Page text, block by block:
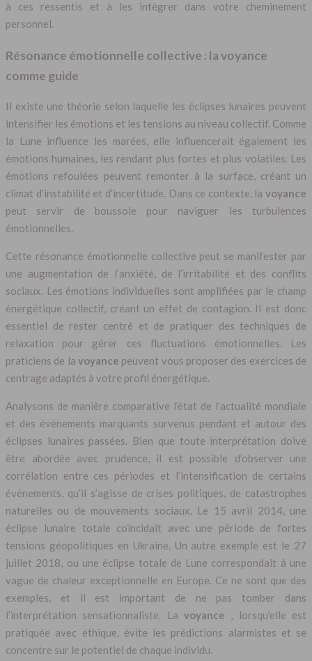
à ces ressentis et à les intégrer dans votre cheminement
personnel.
Résonance émotionnelle collective : la voyance
comme guide
Il existe une théorie selon laquelle les éclipses lunaires peuvent
intensifier les émotions et les tensions au niveau collectif. Comme
la Lune influence les marées, elle influencerait également les
émotions humaines, les rendant plus fortes et plus volatiles. Les
émotions refoulées peuvent remonter à la surface, créant un
climat d’instabilité et d’incertitude. Dans ce contexte, la voyance
peut servir de boussole pour naviguer les turbulences
émotionnelles.
Cette résonance émotionnelle collective peut se manifester par
une augmentation de l’anxiété, de l’irritabilité et des conflits
sociaux. Les émotions individuelles sont amplifiées par le champ
énergétique collectif, créant un effet de contagion. Il est donc
essentiel de rester centré et de pratiquer des techniques de
relaxation pour gérer ces fluctuations émotionnelles. Les
praticiens de la voyance peuvent vous proposer des exercices de
centrage adaptés à votre profil énergétique.
Analysons de manière comparative l’état de l’actualité mondiale
et des événements marquants survenus pendant et autour des
éclipses lunaires passées. Bien que toute interprétation doive
être abordée avec prudence, il est possible d’observer une
corrélation entre ces périodes et l’intensification de certains
événements, qu’il s’agisse de crises politiques, de catastrophes
naturelles ou de mouvements sociaux. Le 15 avril 2014, une
éclipse lunaire totale coïncidait avec une période de fortes
tensions géopolitiques en Ukraine. Un autre exemple est le 27
juillet 2018, ou une éclipse totale de Lune correspondait à une
vague de chaleur exceptionnelle en Europe. Ce ne sont que des
exemples, et il est important de ne pas tomber dans
l’interprétation sensationnaliste. La voyance , lorsqu’elle est
pratiquée avec éthique, évite les prédictions alarmistes et se
concentre sur le potentiel de chaque individu.